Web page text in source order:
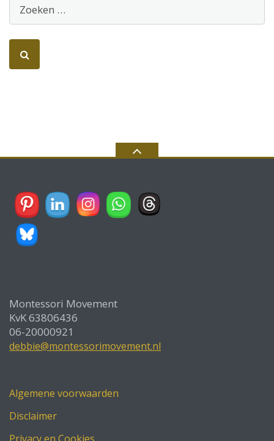
Montessori Movement
KvK 63806436
06-20000921
debbie@montessorimovement.nl
Algemene voorwaarden
Disclaimer